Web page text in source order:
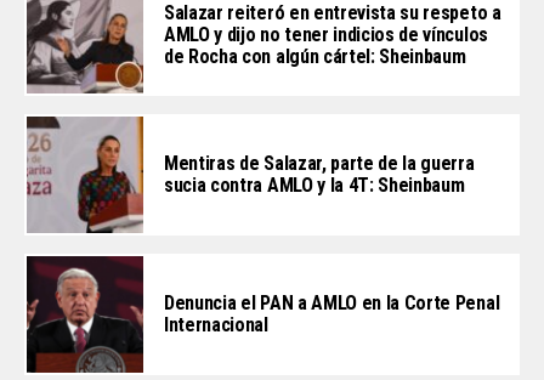
Salazar reiteró en entrevista su respeto a
AMLO y dijo no tener indicios de vínculos
de Rocha con algún cártel: Sheinbaum
Mentiras de Salazar, parte de la guerra
sucia contra AMLO y la 4T: Sheinbaum
Denuncia el PAN a AMLO en la Corte Penal
Internacional